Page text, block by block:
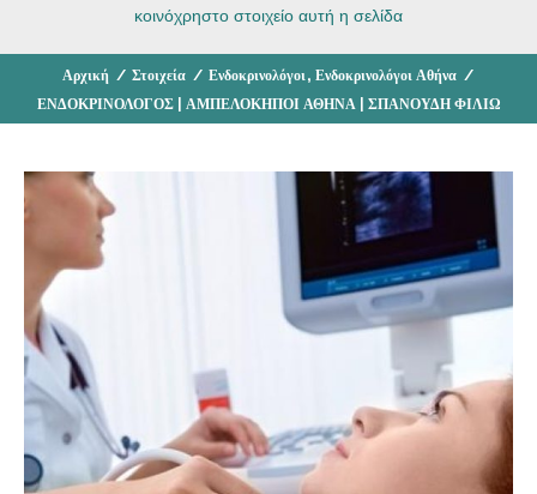
κοινόχρηστο στοιχείο αυτή η σελίδα
Αρχική / Στοιχεία / Ενδοκρινολόγοι , Ενδοκρινολόγοι Αθήνα /
ΕΝΔΟΚΡΙΝΟΛΟΓΟΣ | ΑΜΠΕΛΟΚΗΠΟΙ ΑΘΗΝΑ | ΣΠΑΝΟΥΔΗ ΦΙΛΙΩ